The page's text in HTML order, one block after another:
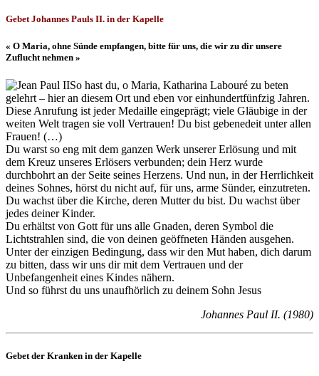
Gebet Johannes Pauls II. in der Kapelle
« O Maria, ohne Sünde empfangen, bitte für uns, die wir zu dir unsere
Zuflucht nehmen »
So hast du, o Maria, Katharina Labouré zu beten
gelehrt – hier an diesem Ort und eben vor einhundertfünfzig Jahren.
Diese Anrufung ist jeder Medaille eingeprägt; viele Gläubige in der
weiten Welt tragen sie voll Vertrauen! Du bist gebenedeit unter allen
Frauen! (…)
Du warst so eng mit dem ganzen Werk unserer Erlösung und mit
dem Kreuz unseres Erlösers verbunden; dein Herz wurde
durchbohrt an der Seite seines Herzens. Und nun, in der Herrlichkeit
deines Sohnes, hörst du nicht auf, für uns, arme Sünder, einzutreten.
Du wachst über die Kirche, deren Mutter du bist. Du wachst über
jedes deiner Kinder.
Du erhältst von Gott für uns alle Gnaden, deren Symbol die
Lichtstrahlen sind, die von deinen geöffneten Händen ausgehen.
Unter der einzigen Bedingung, dass wir den Mut haben, dich darum
zu bitten, dass wir uns dir mit dem Vertrauen und der
Unbefangenheit eines Kindes nähern.
Und so führst du uns unaufhörlich zu deinem Sohn Jesus
Johannes Paul II. (1980)
Gebet der Kranken in der Kapelle